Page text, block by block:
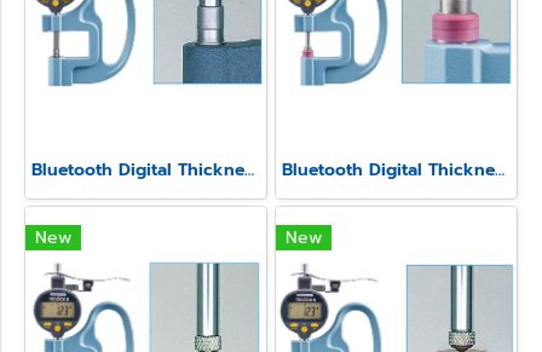
Bluetooth Digital Thickness Gauge Model SSS-540-3A Bluetooth Digital Thickness Gauge Model SSS-540
New New